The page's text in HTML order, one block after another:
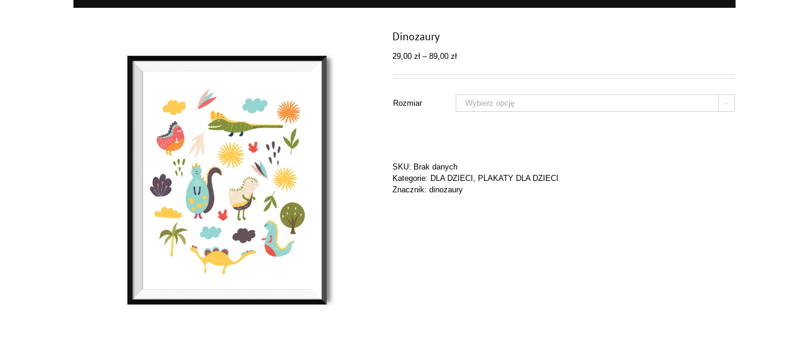
Dinozaury
29,00 zł – 89,00 złZakres
od
89,00 zł
Rozmiar 
SKU: Brak danych
Kategorie: DLA DZIECI , PLAKATY DLA DZIECI
Znacznik: dinozaury